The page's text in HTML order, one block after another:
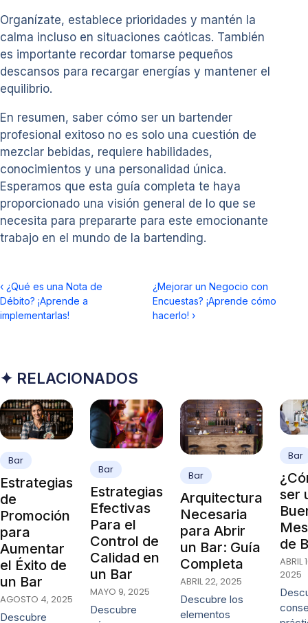
Organízate, establece prioridades y mantén la
calma incluso en situaciones caóticas. También
es importante recordar tomarse pequeños
descansos para recargar energías y mantener el
equilibrio.
En resumen, saber cómo ser un bartender
profesional exitoso no es solo una cuestión de
mezclar bebidas, requiere habilidades,
conocimientos y una personalidad única.
Esperamos que esta guía completa te haya
proporcionado una visión general de lo que se
necesita para prepararte para este emocionante
trabajo en el mundo de la bartending.
‹ ¿Qué es una Nota de
Débito? ¡Aprende a
implementarlas!
¿Mejorar un Negocio con
Encuestas? ¡Aprende cómo
hacerlo! ›
✦ RELACIONADOS
Bar
Estrategias
de
Promoción
para
Aumentar
el Éxito de
un Bar
AGOSTO 4, 2025
Descubre
Bar
Estrategias
Efectivas
Para el
Control de
Calidad en
un Bar
MAYO 9, 2025
Descubre
Bar
Arquitectura
Necesaria
para Abrir
un Bar: Guía
Completa
ABRIL 22, 2025
Descubre los
elementos
Bar
ser
de
ABRIL
2025